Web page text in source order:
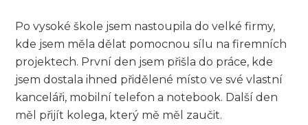
Po vysoké škole jsem nastoupila do velké firmy,
kde jsem měla dělat pomocnou sílu na firemních
projektech. První den jsem přišla do práce, kde
jsem dostala ihned přidělené místo ve své vlastní
kanceláři, mobilní telefon a notebook. Další den
měl přijít kolega, který mě měl zaučit.